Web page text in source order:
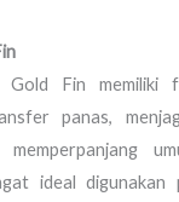
Gold Fin memiliki
panas,
ideal digunakan